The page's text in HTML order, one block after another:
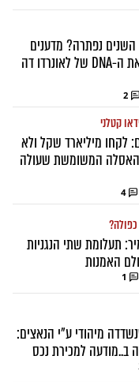
תעלומה בת 500 השנים נפתרה? מדענים
טוענים: שחזרנו את ה-DNA של לאונרדו דה
2
קטלני
לקחו מיליארד שקל ולא
המשומשת שעולה
4
כפולה?
תעלומת שתי הנגניות
האמנות
1
מיהודי ע"י הנאצים:
ב..מודעה למכירת נכס